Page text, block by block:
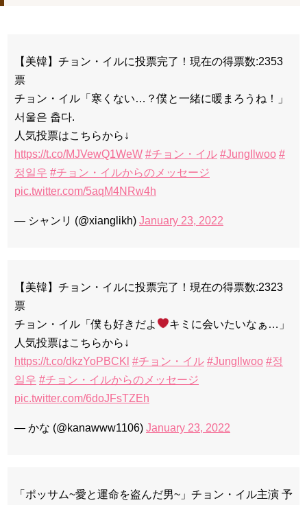
【裏芸能】キムユジョンの熱愛彼氏はあの大物俳優
キム・ユジョン、新ドラマ「まず熱く掃除せよ」に出演確
定…“台本を見た瞬間惹かれた” 20180123
幻の王女チャミョンゴ エンディング
YUCHUN ♥ LOVE 15 「成均館 5話」
리고 그려도 (Miss You In My Heart)
俳優カン・ギヨン、突然の熱愛宣言…「キム秘書がなぜそう
か」出演で話題 Big News TV
【美韓】チョン・イルに投票完了！現在の得票数:2353
票
チョン・イル「寒くない…？僕と一緒に暖まろうね！」
서울은 춥다.
人気投票はこちらから↓
https://t.co/MJVewQ1WeW #チョン・イル #JungIlwoo #
정일우 #チョン・イルからのメッセージ
pic.twitter.com/5aqM4NRw4h
— シャンリ (@xianglikh) January 23, 2022
【美韓】チョン・イルに投票完了！現在の得票数:2323
票
チョン・イル「僕も好きだよ
︎キミに会いたいなぁ…」
人気投票はこちらから↓
https://t.co/dkzYoPBCKl #チョン・イル #JungIlwoo #정
일우 #チョン・イルからのメッセージ
pic.twitter.com/6doJFsTZEh
— かな (@kanawww1106) January 23, 2022
「ポッサム~愛と運命を盗んだ男~」チョン・イル主演 予